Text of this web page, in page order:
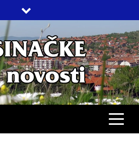
ЕКОНОМИЈА,
ИМЕНИК,